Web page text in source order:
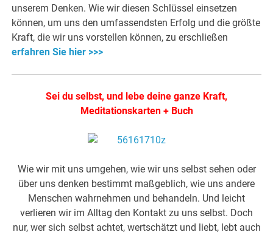
unserem Denken. Wie wir diesen Schlüssel einsetzen
können, um uns den umfassendsten Erfolg und die größte
Kraft, die wir uns vorstellen können, zu erschließen
erfahren Sie hier >>>
Sei du selbst, und lebe deine ganze Kraft,
Meditationskarten + Buch
Wie wir mit uns umgehen, wie wir uns selbst sehen oder
über uns denken bestimmt maßgeblich, wie uns andere
Menschen wahrnehmen und behandeln. Und leicht
verlieren wir im Alltag den Kontakt zu uns selbst. Doch
nur, wer sich selbst achtet, wertschätzt und liebt, lebt auch